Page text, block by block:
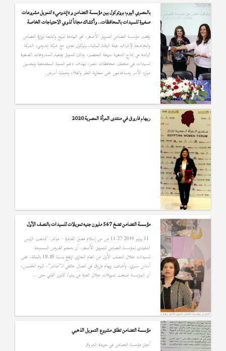
بالمصري اليوم: بروتوكول بين مؤسسة التضامن و«إندومي» لتمويل مشروعات
صغيرة للسيدات بالمحافظات.. وأكشاك مجاناً لذوي الاحتياجات الخاصة
وقعت مؤسسة التضامن للتمويل الأصغر، غير الهادفة للربح والتابعة لوزارة التضامن
والخاضعة لإشراف هيئة الرقابة المالية، برتوكول تعاون مع شركة إندومي، الشركة
الرائدة في إنتاج الشعرية سريعة التحضير، وذلك لتمويل وتنفيذ المشروعات الصغيرة
للسيدات في مختلف محافظات مصر، بهدف دعم التنمية المجتمعية وتحسين
موارد الأسر ومساعدتهن على محاربة الفقر والغلاء وحماية أسرهن.
ريهام فاروق في منتدى المرأة المصرية 2020
مؤسسة التضامن تضخ 567 مليون جنيه تمويلات للسيدات بالنصف الأول
11 يوليو 2019 11:27 ص من إسلام فضل القاهرة – مباشر: كشفت الرئيس
التنفيذي لمؤسسة التضامن للتمويل الأصغر، أن حجم القروض الممنوحة
للسيدات خلال النصف الأول من العام الجاري ارتفع بنسبة 18.85 بالمائة، على
أساس سنوي. وأضافت ريهام فاروق في اتصال هاتفي لـ”مباشر”، اليوم الخميس،
أن المؤسسة ضخت تمويلات خلال الفترة من يناير/ كانون الثاني حتى …
مؤسسة التضامن تطلق مشروع التمويل الذهبي
أخبار مؤسسة التضامن في جريدة الشروق